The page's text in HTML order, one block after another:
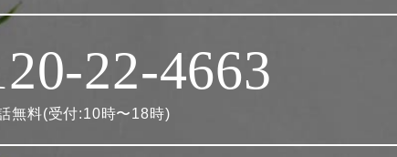
22-4663
無料(受付:10時〜18時)